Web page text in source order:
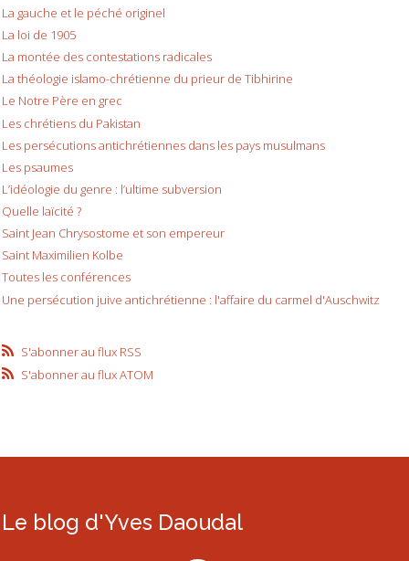
La gauche et le péché originel
La loi de 1905
La montée des contestations radicales
La théologie islamo-chrétienne du prieur de Tibhirine
Le Notre Père en grec
Les chrétiens du Pakistan
Les persécutions antichrétiennes dans les pays musulmans
Les psaumes
L’idéologie du genre : l’ultime subversion
Quelle laïcité ?
Saint Jean Chrysostome et son empereur
Saint Maximilien Kolbe
Toutes les conférences
Une persécution juive antichrétienne : l'affaire du carmel d'Auschwitz
S'abonner au flux RSS
S'abonner au flux ATOM
Le blog d'Yves Daoudal